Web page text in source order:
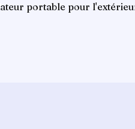
portable pour